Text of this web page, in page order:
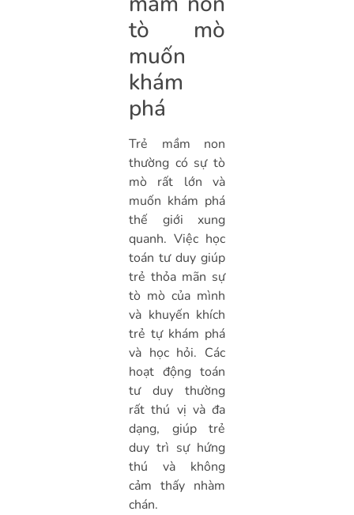
tò mò
muốn
khám
phá
Trẻ mầm non
thường có sự tò
mò rất lớn và
muốn khám phá
thế giới xung
quanh. Việc học
toán tư duy giúp
trẻ thỏa mãn sự
tò mò của mình
và khuyến khích
trẻ tự khám phá
và học hỏi. Các
hoạt động toán
tư duy thường
rất thú vị và đa
dạng, giúp trẻ
duy trì sự hứng
thú và không
cảm thấy nhàm
chán.